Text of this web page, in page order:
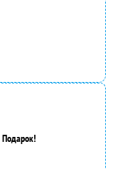
Подарок!